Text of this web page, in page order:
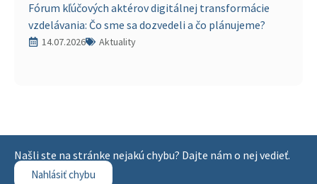
Fórum kľúčových aktérov digitálnej transformácie
vzdelávania: Čo sme sa dozvedeli a čo plánujeme?
14.07.2026 Aktuality
Našli ste na stránke nejakú chybu? Dajte nám o nej vedieť.
Nahlásiť chybu